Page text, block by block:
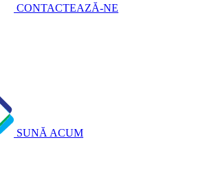
CONTACTEAZĂ-NE
SUNĂ ACUM